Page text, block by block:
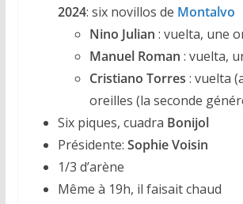
2024: six novillos de Montalvo
Nino Julian : vuelta, une
Manuel Roman : vuelta,
Cristiano Torres : vuelta
oreilles (la seconde
Six piques, cuadra Bonijol
Présidente: Sophie Voisin
1/3 d’arène
Même à 19h, il faisait chaud